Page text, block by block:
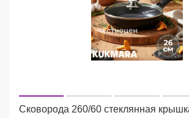
Сковорода 260/60 стеклянная